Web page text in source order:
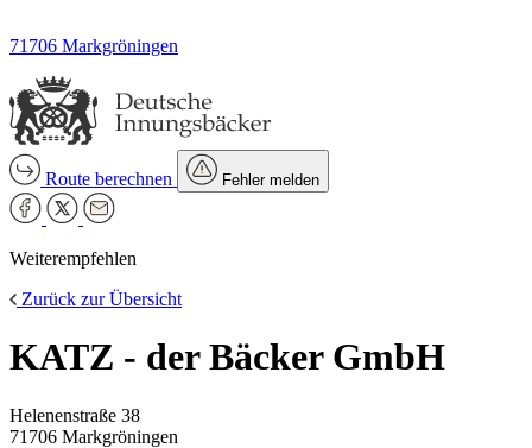
71706 Markgröningen
Route berechnen Fehler melden
Weiterempfehlen
Zurück zur Übersicht
KATZ - der Bäcker GmbH
Helenenstraße 38
71706 Markgröningen